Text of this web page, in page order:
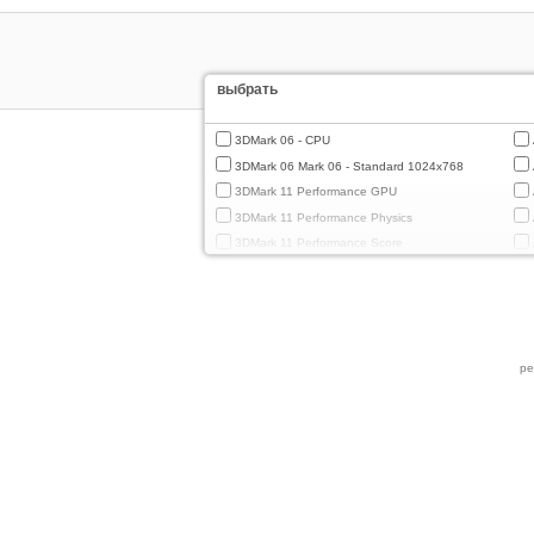
выбрать
3DMark 06 - CPU
3DMark 06 Mark 06 - Standard 1024x768
3DMark 11 Performance GPU
3DMark 11 Performance Physics
3DMark 11 Performance Score